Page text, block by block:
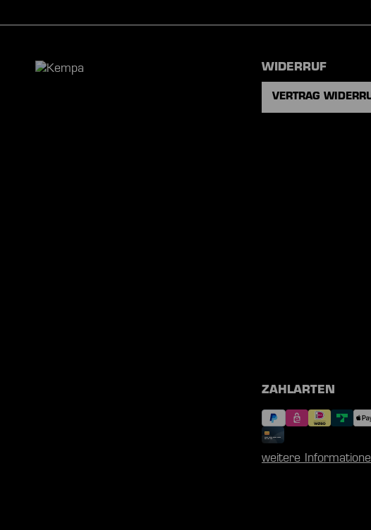
WIDERRUF
VERTRAG
ZAHLARTEN
weitere